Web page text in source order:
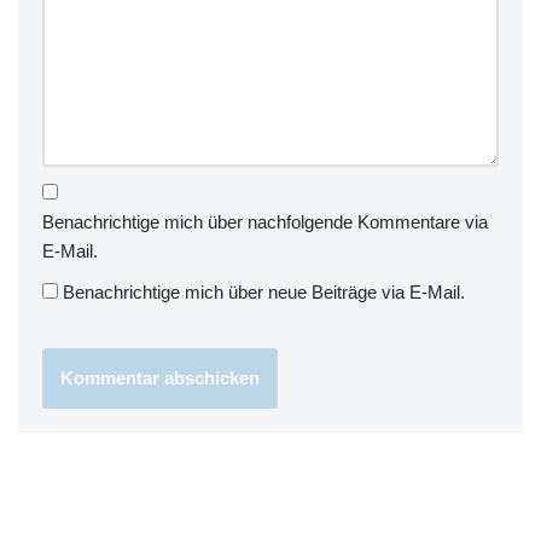
Benachrichtige mich über nachfolgende Kommentare via
E-Mail.
Benachrichtige mich über neue Beiträge via E-Mail.